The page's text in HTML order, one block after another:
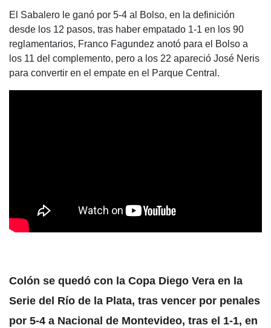
El Sabalero le ganó por 5-4 al Bolso, en la definición
desde los 12 pasos, tras haber empatado 1-1 en los 90
reglamentarios, Franco Fagundez anotó para el Bolso a
los 11 del complemento, pero a los 22 apareció José Neris
para convertir en el empate en el Parque Central.
Colón se quedó con la Copa Diego Vera en la
Serie del Río de la Plata, tras vencer por penales
por 5-4 a Nacional de Montevideo, tras el 1-1, en